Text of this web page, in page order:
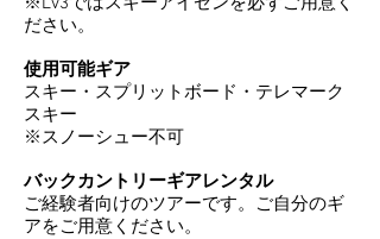
ださい。
使用可能ギア
スキー・スプリットボード・テレマーク
スキー
※スノーシュー不可
バックカントリーギアレンタル
ご経験者向けのツアーです。ご自分のギ
アをご用意ください。